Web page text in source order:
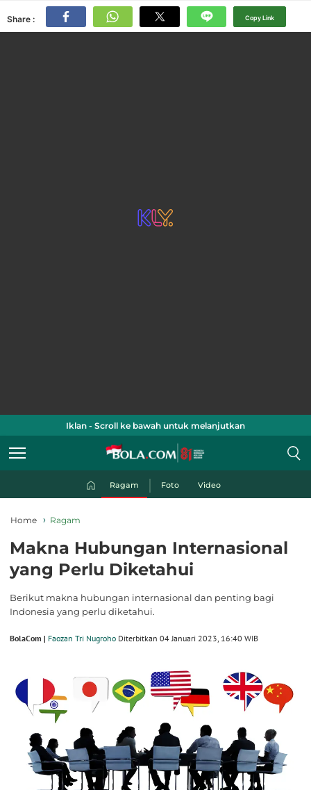
Share : Copy Link
Iklan - Scroll ke bawah untuk melanjutkan
Ragam Foto Video
Home Ragam
Makna Hubungan Internasional
yang Perlu Diketahui
Berikut makna hubungan internasional dan penting bagi
Indonesia yang perlu diketahui.
BolaCom | Faozan Tri Nugroho Diterbitkan 04 Januari 2023, 16:40 WIB